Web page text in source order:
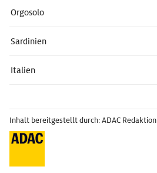
Orgosolo
Sardinien
Italien
Inhalt bereitgestellt durch: ADAC Redaktion